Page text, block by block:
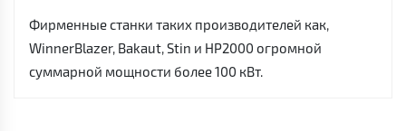
Фирменные станки таких производителей как,
WinnerBlazer, Bakaut, Stin и HP2000 огромной
суммарной мощности более 100 кВт.